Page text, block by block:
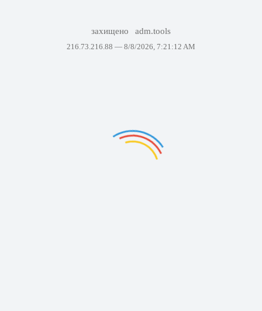
захищено adm.tools
216.73.216.88 — 8/8/2026, 7:21:12 AM